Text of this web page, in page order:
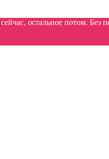
остальное потом. Без